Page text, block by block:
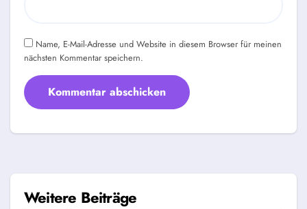
Name, E-Mail-Adresse und Website in diesem Browser für meinen
nächsten Kommentar speichern.
Weitere Beiträge